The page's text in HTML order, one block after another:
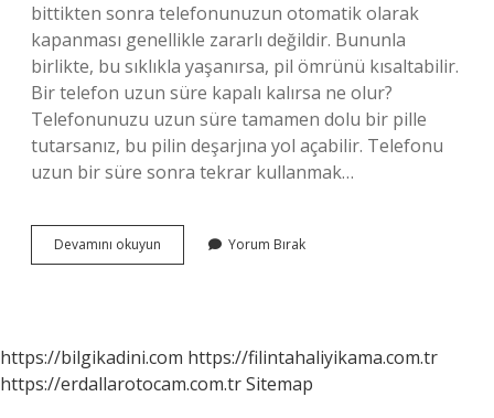
bittikten sonra telefonunuzun otomatik olarak
kapanması genellikle zararlı değildir. Bununla
birlikte, bu sıklıkla yaşanırsa, pil ömrünü kısaltabilir.
Bir telefon uzun süre kapalı kalırsa ne olur?
Telefonunuzu uzun süre tamamen dolu bir pille
tutarsanız, bu pilin deşarjına yol açabilir. Telefonu
uzun bir süre sonra tekrar kullanmak…
Devamını okuyun Telefonu
Tamamen
Yorum Bırak
https://bilgikadini.com https://filintahaliyikama.com.tr
https://erdallarotocam.com.trSitemap